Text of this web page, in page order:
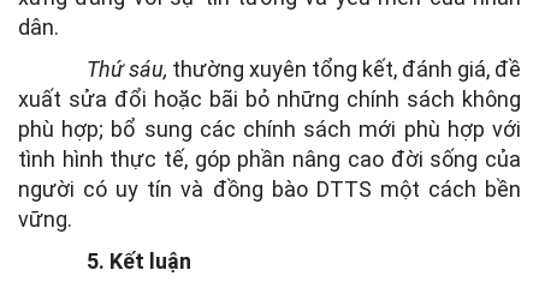
dân.
Thứ sáu, thường xuyên tổng kết, đánh giá, đề
xuất sửa đổi hoặc bãi bỏ những chính sách không
phù hợp; bổ sung các chính sách mới phù hợp với
tình hình thực tế, góp phần nâng cao đời sống của
người có uy tín và đồng bào DTTS một cách bền
vững.
5. Kết luận